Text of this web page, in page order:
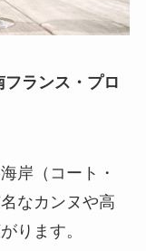
ランス・プロ
岸（コート・
なカンヌや高
ります。